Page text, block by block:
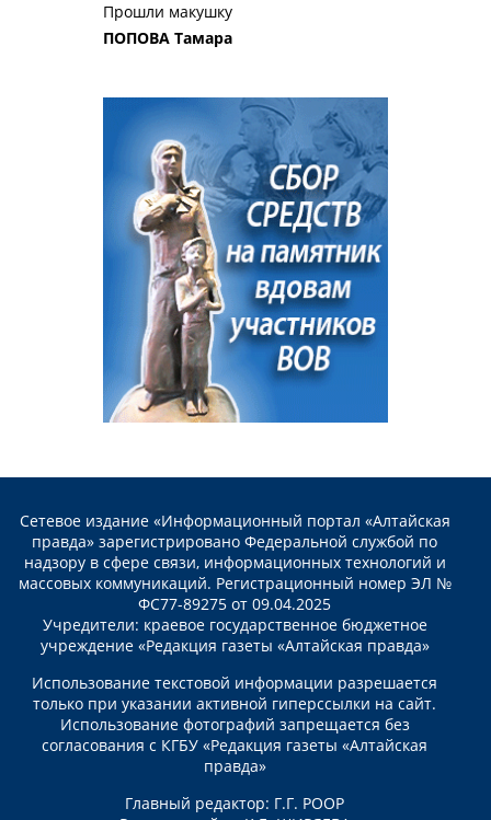
Прошли макушку
ПОПОВА Тамара
Сетевое издание «Информационный портал «Алтайская
правда» зарегистрировано Федеральной службой по
надзору в сфере связи, информационных технологий и
массовых коммуникаций. Регистрационный номер ЭЛ №
ФС77-89275 от 09.04.2025
Учредители: краевое государственное бюджетное
учреждение «Редакция газеты «Алтайская правда»
Использование текстовой информации разрешается
только при указании активной гиперссылки на сайт.
Использование фотографий запрещается без
согласования с КГБУ «Редакция газеты «Алтайская
правда»
Главный редактор: Г.Г. РООР